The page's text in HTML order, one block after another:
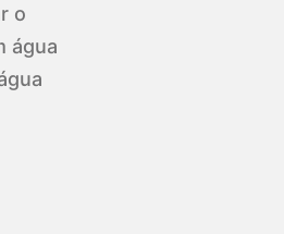
o
água